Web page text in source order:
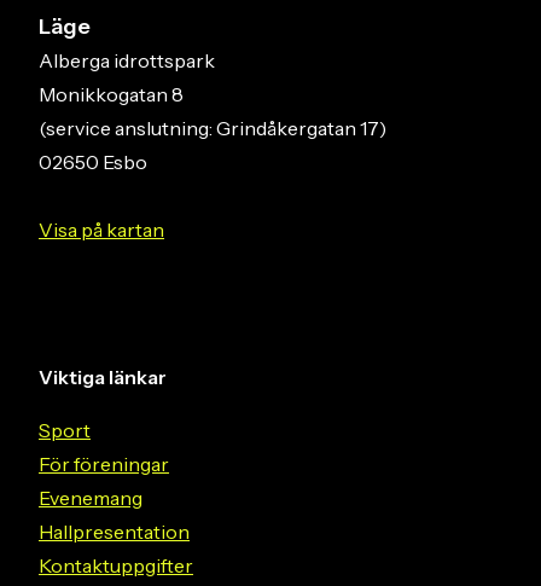
Läge
Alberga idrottspark
Monikkogatan 8
(service anslutning: Grindåkergatan 17)
02650 Esbo
Visa på kartan
Viktiga länkar
Sport
För föreningar
Evenemang
Hallpresentation
Kontaktuppgifter